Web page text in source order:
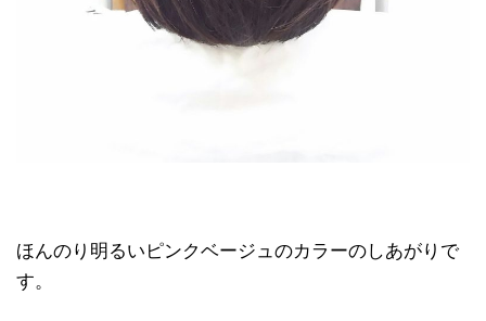
ほんのり明るいピンクベージュのカラーのしあがりで
す。